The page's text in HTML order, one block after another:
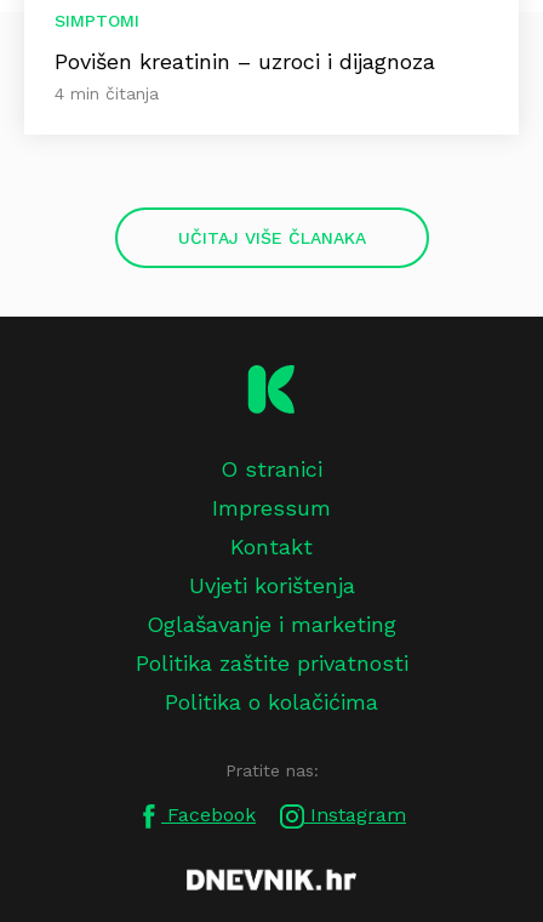
SIMPTOMI
Povišen kreatinin – uzroci i dijagnoza
4 min čitanja
UČITAJ VIŠE ČLANAKA
O stranici
Impressum
Kontakt
Uvjeti korištenja
Oglašavanje i marketing
Politika zaštite privatnosti
Politika o kolačićima
Pratite nas:
Facebook Instagram